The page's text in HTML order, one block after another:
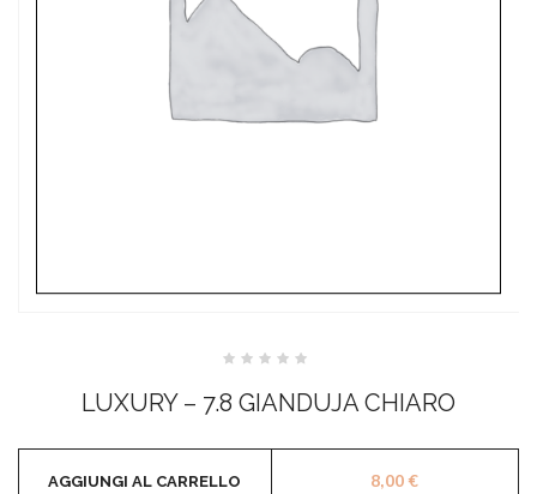
su
5
LUXURY – 7.8 GIANDUJA CHIARO
8,00€
AGGIUNGI AL CARRELLO